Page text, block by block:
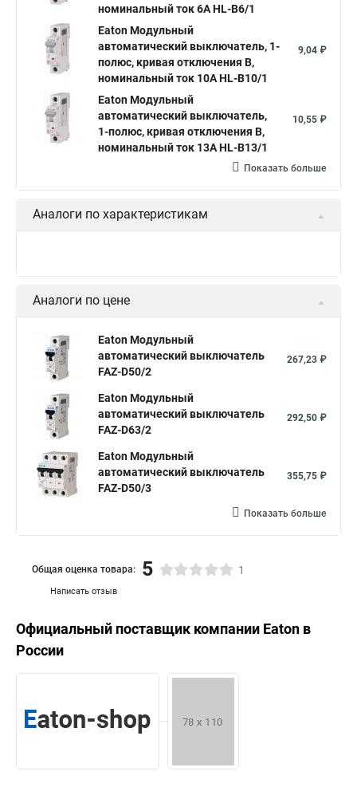
номинальный ток 6А HL-B6/1
Eaton Модульный
автоматический выключатель, 1-
полюс, кривая отключения B,
номинальный ток 10А HL-B10/1
9,04 ₽
Eaton Модульный
автоматический выключатель,
1-полюс, кривая отключения B,
номинальный ток 13А HL-B13/1
10,55 ₽
Показать больше
Аналоги по характеристикам
Аналоги по цене
Eaton Модульный
автоматический выключатель
FAZ-D50/2
267,23 ₽
Eaton Модульный
автоматический выключатель
FAZ-D63/2
292,50 ₽
Eaton Модульный
автоматический выключатель
FAZ-D50/3
355,75 ₽
Показать больше
Написать отзыв
Общая оценка товара: 5 1
Официальный поставщик компании Eaton в
России